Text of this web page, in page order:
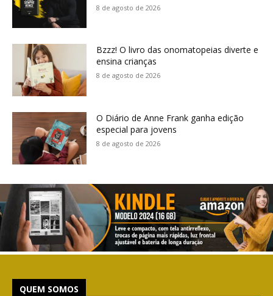
8 de agosto de 2026
Bzzz! O livro das onomatopeias diverte e
ensina crianças
8 de agosto de 2026
O Diário de Anne Frank ganha edição
especial para jovens
8 de agosto de 2026
QUEM SOMOS